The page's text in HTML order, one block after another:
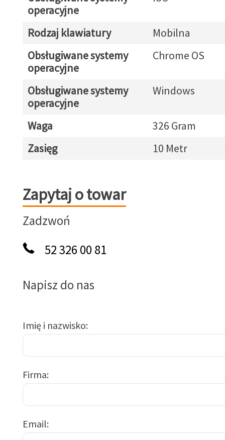
operacyjne
Rodzaj klawiatury
Mobilna
Obsługiwane systemy
operacyjne
Chrome OS
Obsługiwane systemy
operacyjne
Windows
Waga
326 Gram
Zasięg
10 Metr
Zapytaj o towar
Zapytaj o towar
Zadzwoń
52 326 00 81
Napisz do nas
Imię i nazwisko
Firma
Email